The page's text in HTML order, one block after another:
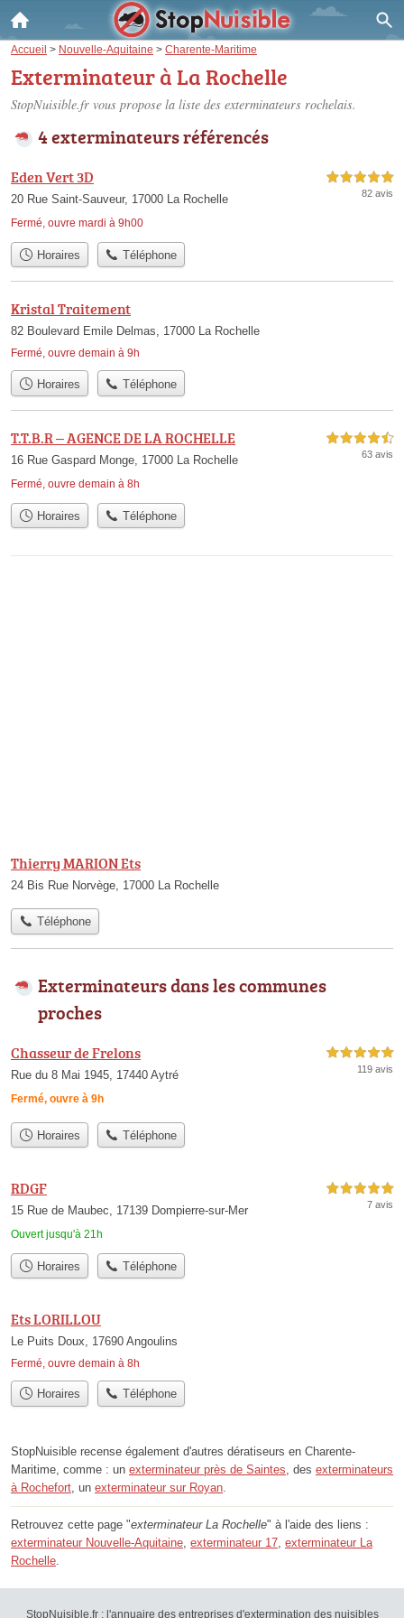
Accueil > Nouvelle-Aquitaine > Charente-Maritime
Exterminateur à La Rochelle
StopNuisible.fr vous propose la liste des exterminateurs rochelais.
4 exterminateurs référencés
Eden Vert 3D
20 Rue Saint-Sauveur, 17000 La Rochelle
Fermé, ouvre mardi à 9h00
5,0 étoiles sur 5
82 avis
Horaires Téléphone
Kristal Traitement
82 Boulevard Emile Delmas, 17000 La Rochelle
Fermé, ouvre demain à 9h
Horaires Téléphone
T.T.B.R – AGENCE DE LA ROCHELLE
16 Rue Gaspard Monge, 17000 La Rochelle
Fermé, ouvre demain à 8h
4,5 étoiles sur 5
63 avis
Horaires Téléphone
Thierry MARION Ets
24 Bis Rue Norvège, 17000 La Rochelle
Téléphone
Exterminateurs dans les communes
proches
Chasseur de Frelons
Rue du 8 Mai 1945, 17440 Aytré
Fermé, ouvre à 9h
5,0 étoiles sur 5
119 avis
Horaires Téléphone
RDGF
15 Rue de Maubec, 17139 Dompierre-sur-Mer
Ouvert jusqu'à 21h
5,0 étoiles sur 5
7 avis
Horaires Téléphone
Ets LORILLOU
Le Puits Doux, 17690 Angoulins
Fermé, ouvre demain à 8h
Horaires Téléphone
StopNuisible recense également d'autres dératiseurs en Charente-
Maritime, comme : un exterminateur près de Saintes , des exterminateurs
à Rochefort , un exterminateur sur Royan
Retrouvez cette page "exterminateur La Rochelle" à l'aide des liens :
exterminateur Nouvelle-Aquitaine exterminateur 17 exterminateur La
Rochelle
StopNuisible.fr : l'annuaire des entreprises d'extermination des nuisibles